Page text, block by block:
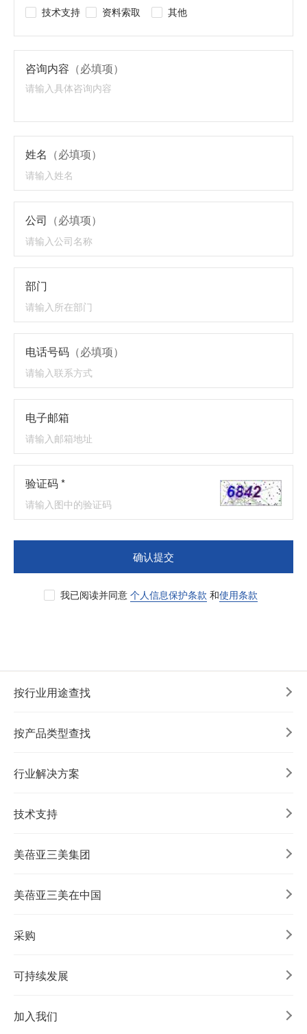
技术支持
资料索取 其他
咨询内容 （必填项）
姓名 （必填项）
公司 （必填项）
部门
电话号码 （必填项）
电子邮箱
验证码 *
确认提交
我已阅读并同意 个人信息保护条款 和使用条款
按行业用途查找
按产品类型查找
行业解决方案
技术支持
美蓓亚三美集团
美蓓亚三美在中国
采购
可持续发展
加入我们